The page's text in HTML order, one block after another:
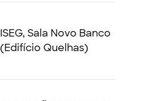
ISEG, Sala Novo Banco
(Edifício Quelhas)